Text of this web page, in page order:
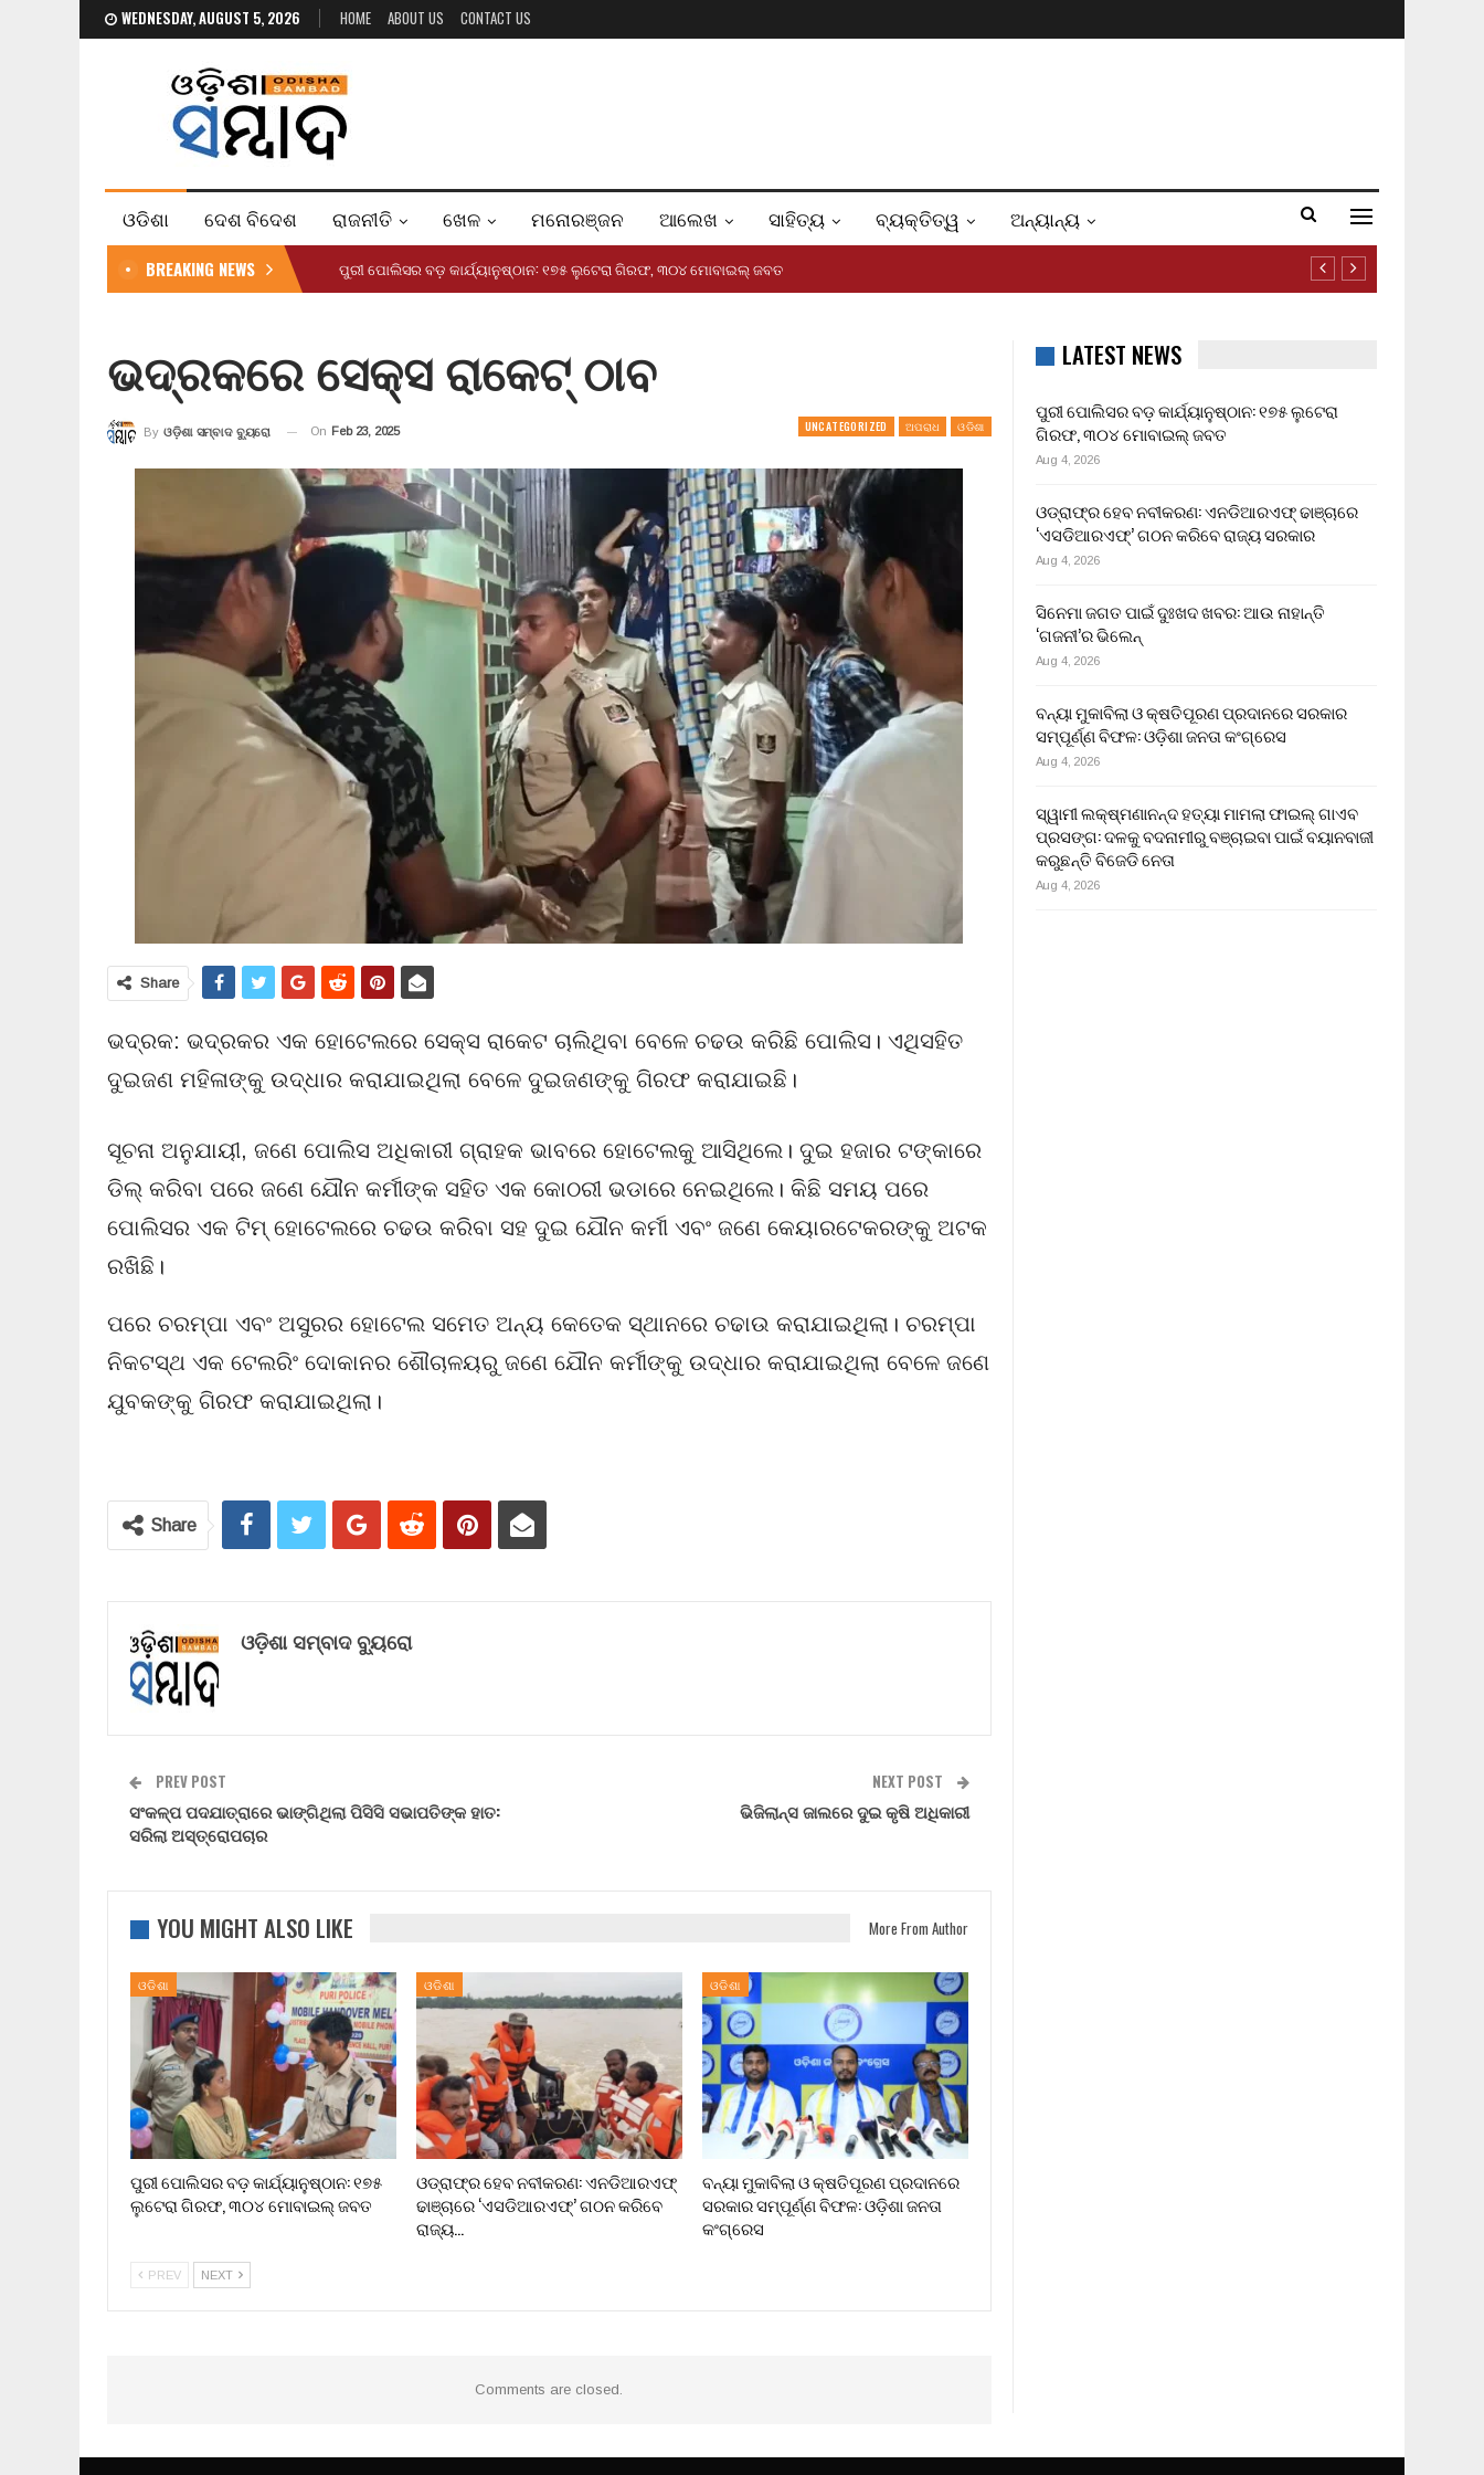
WEDNESDAY, AUGUST 5, 2026 HOME ABOUT US CONTACT US
ଓଡିଶା ଦେଶ ବିଦେଶ ରାଜନୀତି ଖେଳ ମନୋରଞ୍ଜନ ଆଲେଖ ସାହିତ୍ୟ ବ୍ୟକ୍ତିତ୍ୱ ଅନ୍ୟାନ୍ୟ
BREAKING NEWS ପୁରୀ ପୋଲିସର ବଡ଼ କାର୍ଯ୍ୟାନୁଷ୍ଠାନ: ୧୭୫ ଲୁଟେରା ଗିରଫ, ୩୦୪ ମୋବାଇଲ୍ ଜବତ
ଭଦ୍ରକରେ ସେକ୍ସ ରାକେଟ୍ ଠାବ
UNCATEGORIZED ଅପରାଧ ଓଡିଶା
By ଓଡ଼ିଶା ସମ୍ବାଦ ବ୍ୟୁରୋ On Feb 23, 2025
Share
ଭଦ୍ରକ: ଭଦ୍ରକର ଏକ ହୋଟେଲରେ ସେକ୍ସ ରାକେଟ ଚାଲିଥିବା ବେଳେ ଚଢଉ କରିଛି ପୋଲିସ। ଏଥିସହିତ
ଦୁଇଜଣ ମହିଳାଙ୍କୁ ଉଦ୍ଧାର କରାଯାଇଥିଲା ବେଳେ ଦୁଇଜଣଙ୍କୁ ଗିରଫ କରାଯାଇଛି।
ସୂଚନା ଅନୁଯାୟୀ, ଜଣେ ପୋଲିସ ଅଧିକାରୀ ଗ୍ରାହକ ଭାବରେ ହୋଟେଲକୁ ଆସିଥିଲେ। ଦୁଇ ହଜାର ଟଙ୍କାରେ
ଡିଲ୍ କରିବା ପରେ ଜଣେ ଯୌନ କର୍ମୀଙ୍କ ସହିତ ଏକ କୋଠରୀ ଭଡାରେ ନେଇଥିଲେ। କିଛି ସମୟ ପରେ
ପୋଲିସର ଏକ ଟିମ୍ ହୋଟେଲରେ ଚଢଉ କରିବା ସହ ଦୁଇ ଯୌନ କର୍ମୀ ଏବଂ ଜଣେ କେୟାରଟେକରଙ୍କୁ ଅଟକ
ରଖିଛି।
ପରେ ଚରମ୍ପା ଏବଂ ଅସୁରର ହୋଟେଲ ସମେତ ଅନ୍ୟ କେତେକ ସ୍ଥାନରେ ଚଢାଉ କରାଯାଇଥିଲା। ଚରମ୍ପା
ନିକଟସ୍ଥ ଏକ ଟେଲରିଂ ଦୋକାନର ଶୌଚାଳୟରୁ ଜଣେ ଯୌନ କର୍ମୀଙ୍କୁ ଉଦ୍ଧାର କରାଯାଇଥିଲା ବେଳେ ଜଣେ
ଯୁବକଙ୍କୁ ଗିରଫ କରାଯାଇଥିଲା।
Share
ଓଡ଼ିଶା ସମ୍ବାଦ ବ୍ୟୁରୋ
PREV POST
ସଂକଳ୍ପ ପଦଯାତ୍ରାରେ ଭାଙ୍ଗିଥିଲା ପିସିସି ସଭାପତିଙ୍କ ହାତ:
ସରିଲା ଅସ୍ତ୍ରୋପଚାର
NEXT POST
ଭିଜିଲାନ୍ସ ଜାଲରେ ଦୁଇ କୃଷି ଅଧିକାରୀ
YOU MIGHT ALSO LIKE More From Author
ଓଡିଶା
ପୁରୀ ପୋଲିସର ବଡ଼ କାର୍ଯ୍ୟାନୁଷ୍ଠାନ: ୧୭୫
ଲୁଟେରା ଗିରଫ, ୩୦୪ ମୋବାଇଲ୍ ଜବତ
ଓଡିଶା
ଓଡ୍ରାଫ୍‌ର ହେବ ନବୀକରଣ: ଏନଡିଆରଏଫ୍
ଢାଞ୍ଚାରେ ‘ଏସଡିଆରଏଫ୍’ ଗଠନ କରିବେ
ରାଜ୍ୟ…
ଓଡିଶା
ବନ୍ୟା ମୁକାବିଲା ଓ କ୍ଷତିପୂରଣ ପ୍ରଦାନରେ
ସରକାର ସମ୍ପୂର୍ଣ୍ଣ ବିଫଳ: ଓଡ଼ିଶା ଜନତା
କଂଗ୍ରେସ
PREV NEXT
Comments are closed.
LATEST NEWS
ପୁରୀ ପୋଲିସର ବଡ଼ କାର୍ଯ୍ୟାନୁଷ୍ଠାନ: ୧୭୫ ଲୁଟେରା
ଗିରଫ, ୩୦୪ ମୋବାଇଲ୍ ଜବତ
Aug 4, 2026
ଓଡ୍ରାଫ୍‌ର ହେବ ନବୀକରଣ: ଏନଡିଆରଏଫ୍ ଢାଞ୍ଚାରେ
‘ଏସଡିଆରଏଫ୍’ ଗଠନ କରିବେ ରାଜ୍ୟ ସରକାର
Aug 4, 2026
ସିନେମା ଜଗତ ପାଇଁ ଦୁଃଖଦ ଖବର: ଆଉ ନାହାନ୍ତି
‘ଗଜନୀ’ର ଭିଲେନ୍
Aug 4, 2026
ବନ୍ୟା ମୁକାବିଲା ଓ କ୍ଷତିପୂରଣ ପ୍ରଦାନରେ ସରକାର
ସମ୍ପୂର୍ଣ୍ଣ ବିଫଳ: ଓଡ଼ିଶା ଜନତା କଂଗ୍ରେସ
Aug 4, 2026
ସ୍ୱାମୀ ଲକ୍ଷ୍ମଣାନନ୍ଦ ହତ୍ୟା ମାମଲା ଫାଇଲ୍ ଗାଏବ
ପ୍ରସଙ୍ଗ: ଦଳକୁ ବଦନାମୀରୁ ବଞ୍ଚାଇବା ପାଇଁ ବୟାନବାଜୀ
କରୁଛନ୍ତି ବିଜେଡି ନେତା
Aug 4, 2026